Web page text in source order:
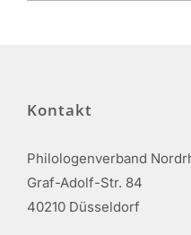
Kontakt
Philologenverband
Graf-Adolf-Str. 84
40210 Düsseldorf